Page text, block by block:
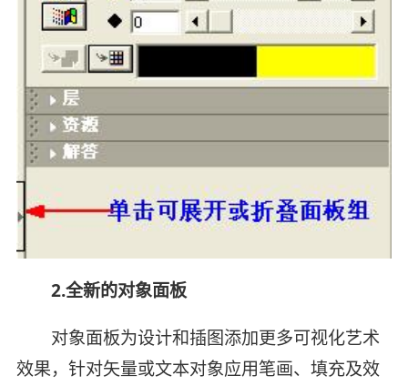
2.全新的对象面板
对象面板为设计和插图添加更多可视化艺术
效果，针对矢量或文本对象应用笔画、填充及效